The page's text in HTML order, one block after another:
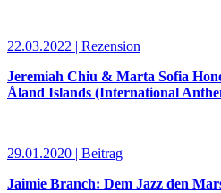
22.03.2022 | Rezension
Jeremiah Chiu & Marta Sofia
Åland Islands (International
29.01.2020 | Beitrag
Jaimie Branch: Dem Jazz den